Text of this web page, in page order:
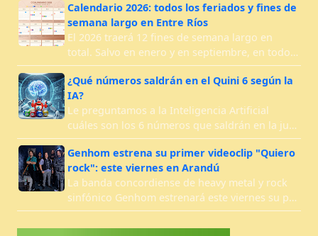
Calendario 2026: todos los feriados y fines de
semana largo en Entre Ríos
El 2026 traerá 12 fines de semana largo en
total. Salvo en enero y en septiembre, en todo…
¿Qué números saldrán en el Quini 6 según la
IA?
Le preguntamos a la Inteligencia Artificial
cuáles son los 6 números que saldrán en la ju…
Genhom estrena su primer videoclip "Quiero
rock": este viernes en Arandú
La banda concordiense de heavy metal y rock
sinfónico Genhom estrenará este viernes su p…